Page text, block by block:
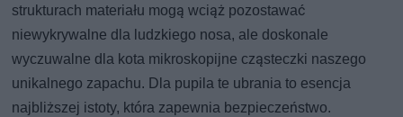
strukturach materiału mogą wciąż pozostawać
niewykrywalne dla ludzkiego nosa, ale doskonale
wyczuwalne dla kota mikroskopijne cząsteczki naszego
unikalnego zapachu. Dla pupila te ubrania to esencja
najbliższej istoty, która zapewnia bezpieczeństwo.